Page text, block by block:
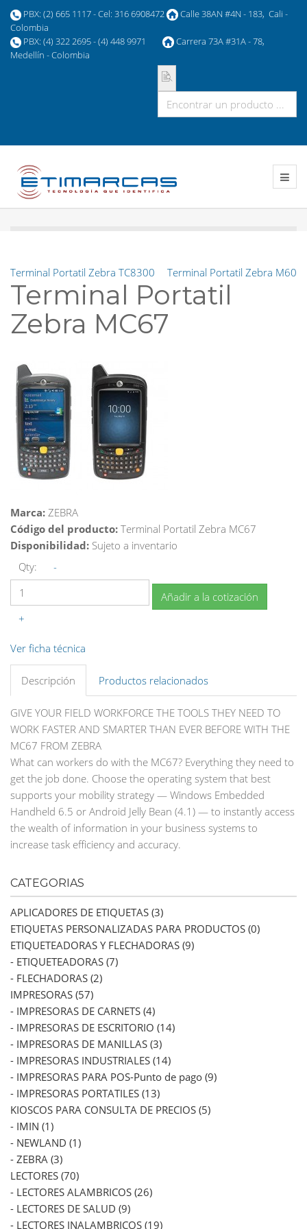
PBX: (2) 665 1117 - Cel: 316 6908472
Calle 38AN #4N - 183, Cali -
Colombia
PBX: (4) 322 2695 - (4) 448 9971
Carrera 73A #31A - 78,
Medellín - Colombia
Terminal Portatil Zebra TC8300 Terminal Portatil Zebra M60
Terminal Portatil
Zebra MC67
Marca: ZEBRA
Código del producto: Terminal Portatil Zebra MC67
Disponibilidad: Sujeto a inventario
Qty:
-
+
Añadir a la cotización
Ver ficha técnica
Descripción Productos relacionados
GIVE YOUR FIELD WORKFORCE THE TOOLS THEY NEED TO
WORK FASTER AND SMARTER THAN EVER BEFORE WITH THE
MC67 FROM ZEBRA
What can workers do with the MC67? Everything they need to
get the job done. Choose the operating system that best
supports your mobility strategy — Windows Embedded
Handheld 6.5 or Android Jelly Bean (4.1) — to instantly access
the wealth of information in your business systems to
increase task efficiency and accuracy.
CATEGORIAS
APLICADORES DE ETIQUETAS (3)
ETIQUETAS PERSONALIZADAS PARA PRODUCTOS (0)
ETIQUETEADORAS Y FLECHADORAS (9)
- ETIQUETEADORAS (7)
- FLECHADORAS (2)
IMPRESORAS (57)
- IMPRESORAS DE CARNETS (4)
- IMPRESORAS DE ESCRITORIO (14)
- IMPRESORAS DE MANILLAS (3)
- IMPRESORAS INDUSTRIALES (14)
- IMPRESORAS PARA POS-Punto de pago (9)
- IMPRESORAS PORTATILES (13)
KIOSCOS PARA CONSULTA DE PRECIOS (5)
- IMIN (1)
- NEWLAND (1)
- ZEBRA (3)
LECTORES (70)
- LECTORES ALAMBRICOS (26)
- LECTORES DE SALUD (9)
- LECTORES INALAMBRICOS (19)